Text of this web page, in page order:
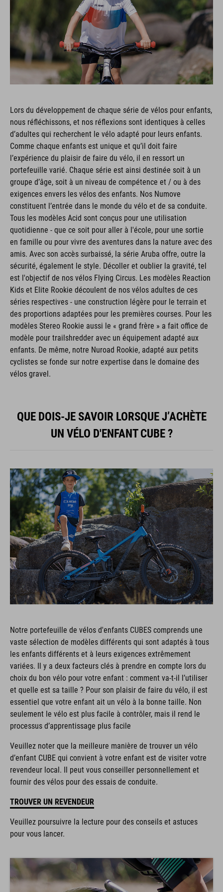
Lors du développement de chaque série de vélos pour enfants,
nous réfléchissons, et nos réflexions sont identiques à celles
d’adultes qui recherchent le vélo adapté pour leurs enfants.
Comme chaque enfants est unique et qu’il doit faire
l’expérience du plaisir de faire du vélo, il en ressort un
portefeuille varié. Chaque série est ainsi destinée soit à un
groupe d’âge, soit à un niveau de compétence et / ou à des
exigences envers les vélos des enfants. Nos Numove
constituent l’entrée dans le monde du vélo et de sa conduite.
Tous les modèles Acid sont conçus pour une utilisation
quotidienne - que ce soit pour aller à l'école, pour une sortie
en famille ou pour vivre des aventures dans la nature avec des
amis. Avec son accès surbaissé, la série Aruba offre, outre la
sécurité, également le style. Décoller et oublier la gravité, tel
est l'objectif de nos vélos Flying Circus. Les modèles Reaction
Kids et Elite Rookie découlent de nos vélos adultes de ces
séries respectives - une construction légère pour le terrain et
des proportions adaptées pour les premières courses. Pour les
modèles Stereo Rookie aussi le « grand frère » a fait office de
modèle pour trailshredder avec un équipement adapté aux
enfants. De même, notre Nuroad Rookie, adapté aux petits
cyclistes se fonde sur notre expertise dans le domaine des
vélos gravel.
QUE DOIS-JE SAVOIR LORSQUE J’ACHÈTE
UN VÉLO D'ENFANT CUBE ?
Notre portefeuille de vélos d'enfants CUBES comprends une
vaste sélection de modèles différents qui sont adaptés à tous
les enfants différents et à leurs exigences extrêmement
variées. Il y a deux facteurs clés à prendre en compte lors du
choix du bon vélo pour votre enfant : comment va-t-il l’utiliser
et quelle est sa taille ? Pour son plaisir de faire du vélo, il est
essentiel que votre enfant ait un vélo à la bonne taille. Non
seulement le vélo est plus facile à contrôler, mais il rend le
processus d’apprentissage plus facile
Veuillez noter que la meilleure manière de trouver un vélo
d’enfant CUBE qui convient à votre enfant est de visiter votre
revendeur local. Il peut vous conseiller personnellement et
fournir des vélos pour des essais de conduite.
TROUVER UN REVENDEUR
Veuillez poursuivre la lecture pour des conseils et astuces
pour vous lancer.